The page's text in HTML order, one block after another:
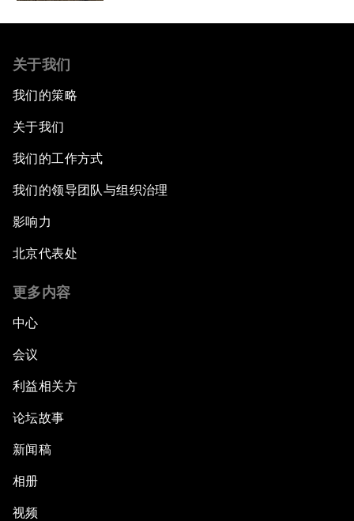
关于我们
我们的策略
关于我们
我们的工作方式
我们的领导团队与组织治理
影响力
北京代表处
更多内容
中心
会议
利益相关方
论坛故事
新闻稿
相册
视频